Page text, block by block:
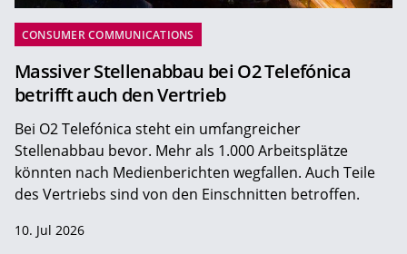
CONSUMER COMMUNICATIONS
Massiver Stellenabbau bei O2 Telefónica
betrifft auch den Vertrieb
Bei O2 Telefónica steht ein umfangreicher
Stellenabbau bevor. Mehr als 1.000 Arbeitsplätze
könnten nach Medienberichten wegfallen. Auch Teile
des Vertriebs sind von den Einschnitten betroffen.
10. Jul 2026